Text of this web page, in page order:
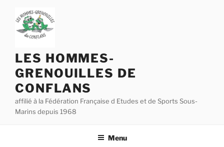
contenu
principal
LES HOMMES-
GRENOUILLES DE
CONFLANS
affilié à la Fédération Française d Etudes et de Sports Sous-
Marins depuis 1968
Menu